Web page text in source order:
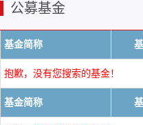
公募基金
基金简称
抱歉，没有您搜索的基金！
基金简称